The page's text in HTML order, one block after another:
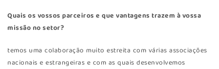
Quais os vossos parceiros e que vantagens trazem à vossa
missão no setor?
temos uma colaboração muito estreita com várias associações
nacionais e estrangeiras e com as quais desenvolvemos